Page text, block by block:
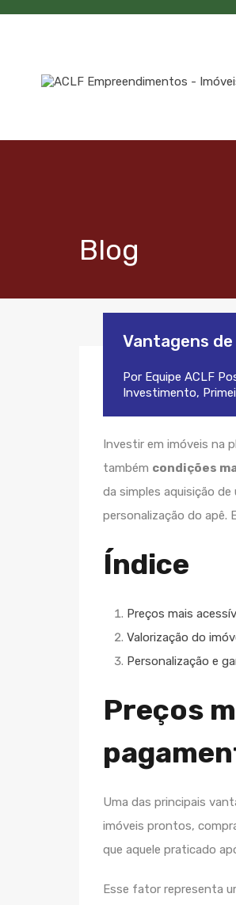
Blog
Vantagens
Por Equipe ACLF
Investimento,
Investir em imóveis na
também condições
da simples aquisição
personalização do apê.
Índice
Preços mais
Valorização do
Personalização e
Preços
Uma das principais
imóveis prontos,
que aquele praticado
Esse fator representa